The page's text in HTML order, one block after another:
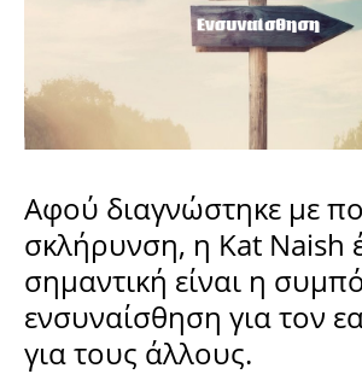
Αφού διαγνώστηκε με
σκλήρυνση, η Kat Naish
σημαντική είναι η
ενσυναίσθηση για τον
για τους άλλους.